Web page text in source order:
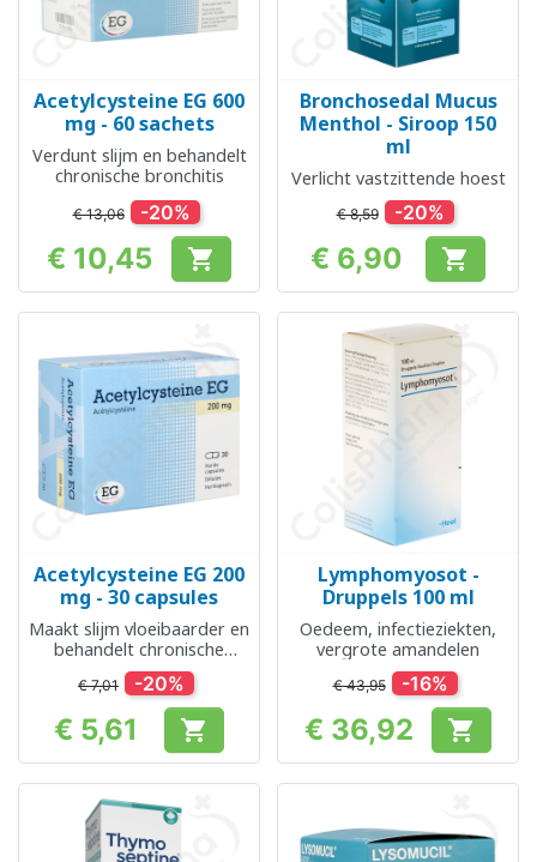
Acetylcysteine EG 600
mg - 60 sachets
Verdunt slijm en behandelt
chronische bronchitis
€ 13,06 -20%
Prijs
€ 10,45 
Bronchosedal Mucus
Menthol - Siroop 150
ml
Verlicht vastzittende hoest
€ 8,59 -20%
Prijs
€ 6,90 
Acetylcysteine EG 200
mg - 30 capsules
Maakt slijm vloeibaarder en
behandelt chronische
bronchitis
€ 7,01 -20%
Prijs
€ 5,61 
Lymphomyosot -
Druppels 100 ml
Oedeem, infectieziekten,
vergrote amandelen
€ 43,95 -16%
Prijs
€ 36,92 